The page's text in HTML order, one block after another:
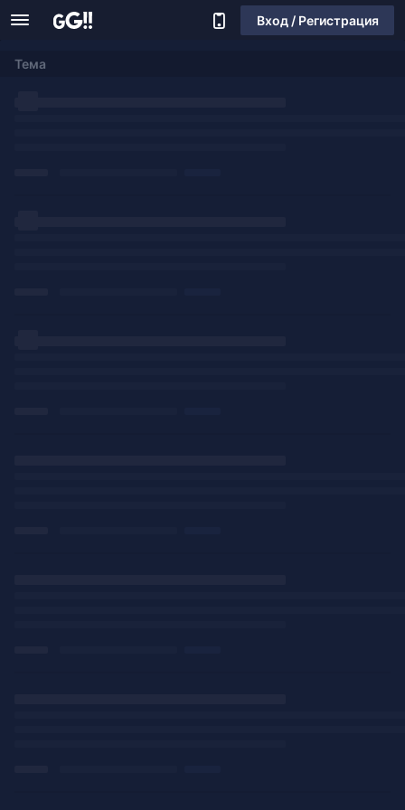
Вход / Регистрация
Тема